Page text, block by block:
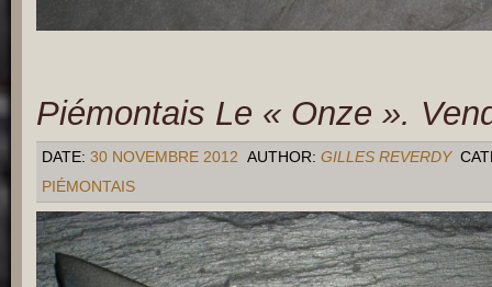
Piémontais Le « Onze ».
DATE: 30 NOVEMBRE 2012 AUTHOR: GILLES REVERDY
PIÉMONTAIS